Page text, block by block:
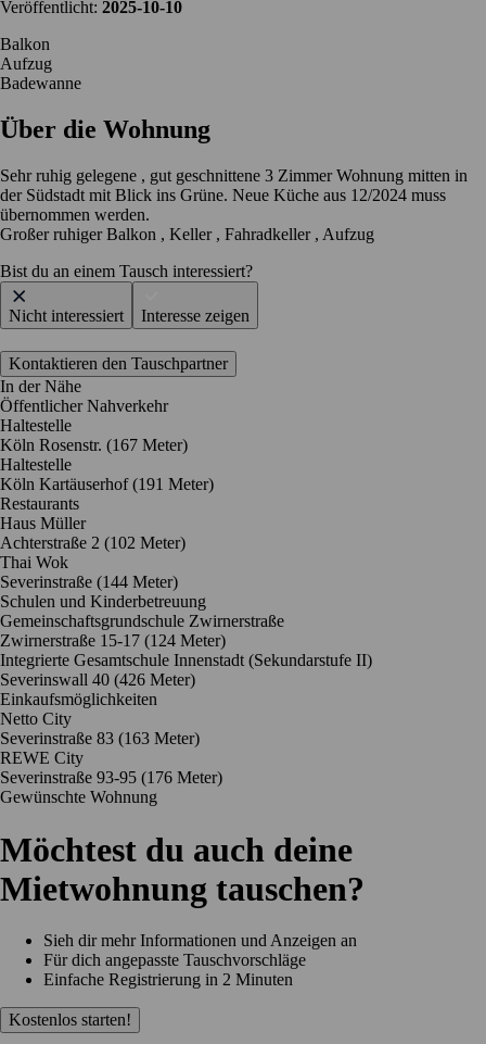
Veröffentlicht: 2025-10-10
Balkon
Aufzug
Badewanne
Über die Wohnung
Sehr ruhig gelegene , gut geschnittene 3 Zimmer Wohnung mitten in
der Südstadt mit Blick ins Grüne. Neue Küche aus 12/2024 muss
übernommen werden.
Großer ruhiger Balkon , Keller , Fahradkeller , Aufzug
Bist du an einem Tausch interessiert?
Nicht interessiert Interesse zeigen
Kontaktieren den Tauschpartner
In der Nähe
Öffentlicher Nahverkehr
Haltestelle
Köln Rosenstr. (167 Meter)
Haltestelle
Köln Kartäuserhof (191 Meter)
Restaurants
Haus Müller
Achterstraße 2 (102 Meter)
Thai Wok
Severinstraße (144 Meter)
Schulen und Kinderbetreuung
Gemeinschaftsgrundschule Zwirnerstraße
Zwirnerstraße 15-17 (124 Meter)
Integrierte Gesamtschule Innenstadt (Sekundarstufe II)
Severinswall 40 (426 Meter)
Einkaufsmöglichkeiten
Netto City
Severinstraße 83 (163 Meter)
REWE City
Severinstraße 93-95 (176 Meter)
Gewünschte Wohnung
Möchtest du auch deine
Mietwohnung tauschen?
Sieh dir mehr Informationen und Anzeigen an
Für dich angepasste Tauschvorschläge
Einfache Registrierung in 2 Minuten
Kostenlos starten!